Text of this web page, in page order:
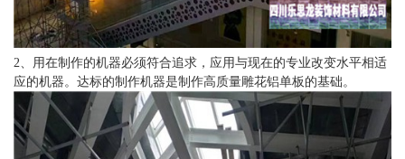
2、用在制作的机器必须符合追求，应用与现在的专业改变水平相适
应的机器。达标的制作机器是制作高质量雕花铝单板的基础。